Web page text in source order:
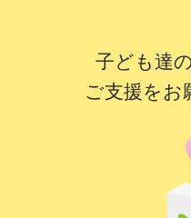
子ども達
ご支援をお